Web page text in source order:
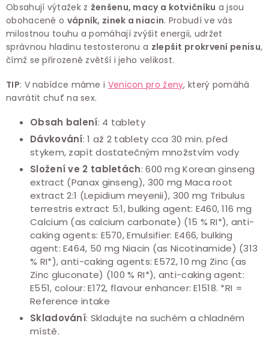
Obsahují výtažek z ženšenu, macy a kotvičníku a jsou
obohacené o vápník, zinek a niacin. Probudí ve vás
milostnou touhu a pomáhají zvýšit energii, udržet
správnou hladinu testosteronu a zlepšit prokrvení penisu,
čímž se přirozeně zvětší i jeho velikost.
TIP: V nabídce máme i Venicon pro ženy, který pomáhá
navrátit chuť na sex.
Obsah balení: 4 tablety
Dávkování: 1 až 2 tablety cca 30 min. před
stykem, zapít dostatečným množstvím vody
Složení ve 2 tabletách: 600 mg Korean ginseng
extract (Panax ginseng), 300 mg Maca root
extract 2:1 (Lepidium meyenii), 300 mg Tribulus
terrestris extract 5:1, bulking agent: E460, 116 mg
Calcium (as calcium carbonate) (15 % RI*), anti-
caking agents: E570, Emulsifier: E466, bulking
agent: E464, 50 mg Niacin (as Nicotinamide) (313
% RI*), anti-caking agents: E572, 10 mg Zinc (as
Zinc gluconate) (100 % RI*), anti-caking agent:
E551, colour: E172, flavour enhancer: E1518. *RI =
Reference intake
Skladování: Skladujte na suchém a chladném
místě.